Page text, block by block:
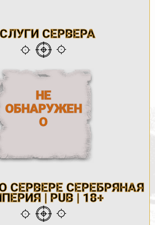
СЕРВЕРА
НЕ
ОБНАРУЖЕН
О
СЕРВЕРЕ СЕРЕБРЯНАЯ
| PUB | 18+